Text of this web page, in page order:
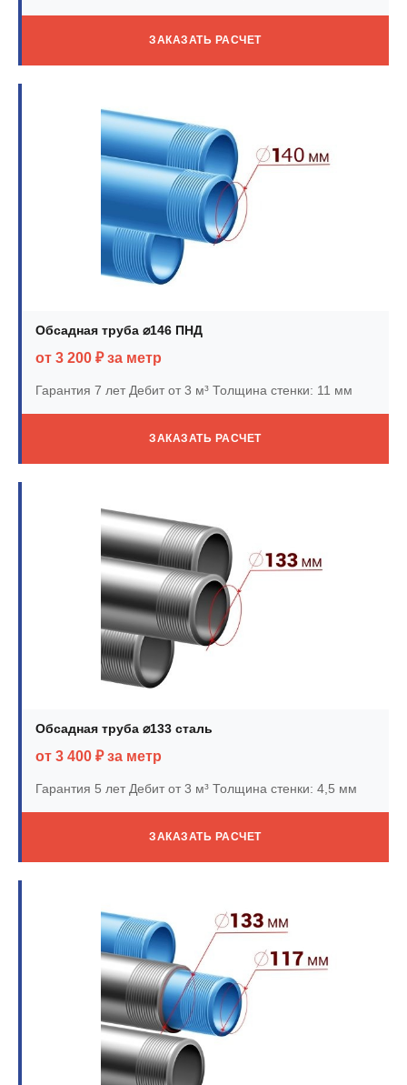
ЗАКАЗАТЬ РАСЧЕТ
Обсадная труба ⌀146 ПНД
от 3 200 ₽ за метр
Гарантия 7 летДебит от 3 м³ Толщина стенки: 11 мм
ЗАКАЗАТЬ РАСЧЕТ
Обсадная труба ⌀133 сталь
от 3 400 ₽ за метр
Гарантия 5 летДебит от 3 м³ Толщина стенки: 4,5 мм
ЗАКАЗАТЬ РАСЧЕТ